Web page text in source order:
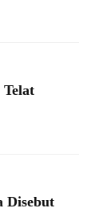
Disebut